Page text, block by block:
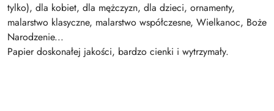
tylko), dla kobiet, dla mężczyzn, dla dzieci, ornamenty,
malarstwo klasyczne, malarstwo współczesne, Wielkanoc, Boże
Narodzenie...
Papier doskonałej jakości, bardzo cienki i wytrzymały.